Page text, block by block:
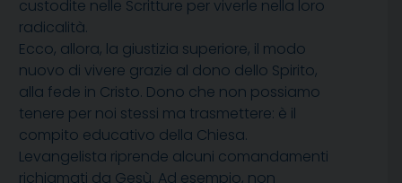
custodite nelle Scritture per viverle nella loro
radicalità.
Ecco, allora, la giustizia superiore, il modo
nuovo di vivere grazie al dono dello Spirito,
alla fede in Cristo. Dono che non possiamo
tenere per noi stessi ma trasmettere: è il
compito educativo della Chiesa.
Levangelista riprende alcuni comandamenti
richiamati da Gesù. Ad esempio, non